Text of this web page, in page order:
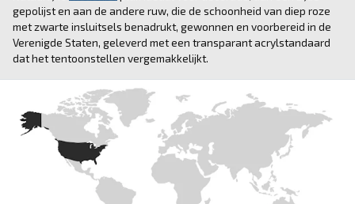
gepolijst en aan de andere ruw, die de schoonheid van diep roze
met zwarte insluitsels benadrukt, gewonnen en voorbereid in de
Verenigde Staten, geleverd met een transparant acrylstandaard
dat het tentoonstellen vergemakkelijkt.